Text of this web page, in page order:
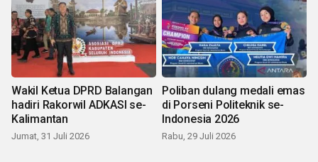
Wakil Ketua DPRD Balangan
hadiri Rakorwil ADKASI se-
Kalimantan
Jumat, 31 Juli 2026
Poliban dulang medali emas
di Porseni Politeknik se-
Indonesia 2026
Rabu, 29 Juli 2026